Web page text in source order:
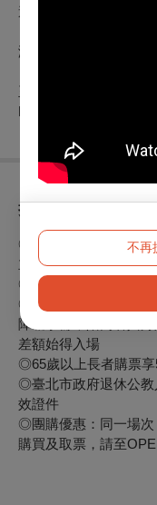
不再
逾 50 萬人次進場觀賞。
演員：仇泠/蔡旭峰/王
玉米雞劇團官網：
http://
折扣方案
◎ 三劇頭聯名卡—相
立即申辦三劇頭聯名卡
◎兩廳院會員購票享9
◎身心障礙人士及陪同
障礙手冊，陪同者與
差額始得入場
◎65歲以上長者購票
◎臺北市政府退休公教
效證件
◎團購優惠：同一場次
購買及取票，請至